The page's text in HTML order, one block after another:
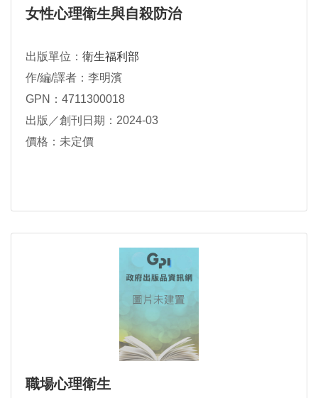
女性心理衛生與自殺防治
出版單位： 衛生福利部
作/編/譯者：李明濱
GPN：4711300018
出版／創刊日期：2024-03
價格：未定價
職場心理衛生